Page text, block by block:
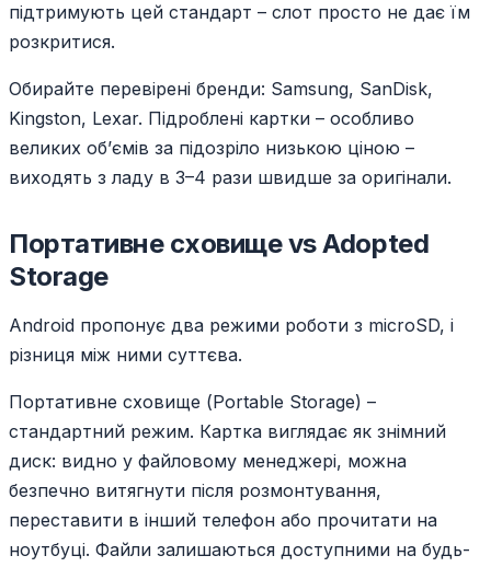
підтримують цей стандарт – слот просто не дає їм
розкритися.
Обирайте перевірені бренди: Samsung, SanDisk,
Kingston, Lexar. Підроблені картки – особливо
великих об’ємів за підозріло низькою ціною –
виходять з ладу в 3–4 рази швидше за оригінали.
Портативне сховище vs Adopted
Storage
Android пропонує два режими роботи з microSD, і
різниця між ними суттєва.
Портативне сховище (Portable Storage) –
стандартний режим. Картка виглядає як знімний
диск: видно у файловому менеджері, можна
безпечно витягнути після розмонтування,
переставити в інший телефон або прочитати на
ноутбуці. Файли залишаються доступними на будь-